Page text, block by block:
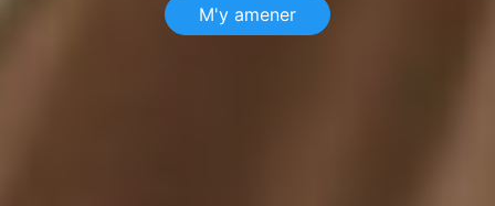
M'y amener